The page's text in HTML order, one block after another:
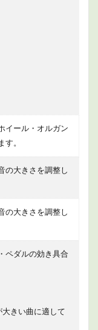
イール・オルガン
。
の大きさを調整し
の大きさを調整し
ペダルの効き具合
きい曲に適して